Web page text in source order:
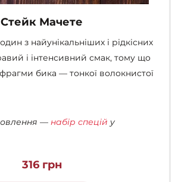
Стейк Мачете
з найунікальніших і рідкісних
і інтенсивний смак, тому що
бика — тонкої волокнистої
— набір спецій у
316 грн